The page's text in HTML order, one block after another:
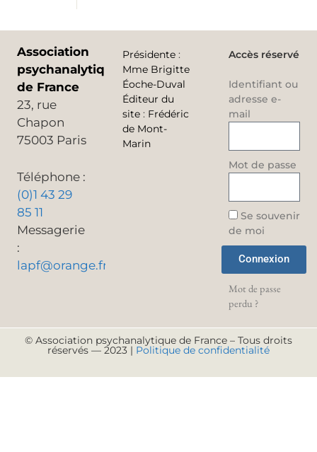
Association
psychanalytique
de France
23, rue
Chapon
75003 Paris
Téléphone :
(0)1 43 29
85 11
Messagerie
:
lapf@orange.fr
Présidente :
Mme Brigitte
Éoche-Duval
Éditeur du
site : Frédéric
de Mont-
Marin
Accès réservé
Identifiant ou
adresse e-
mail
Mot de passe
Se souvenir
de moi
Connexion
Mot de passe
perdu ?
© Association psychanalytique de France – Tous droits
réservés — 2023 | Politique de confidentialité